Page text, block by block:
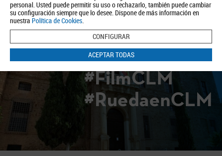
personal. Usted puede permitir su uso o rechazarlo, también puede cambiar
su configuración siempre que lo desee. Dispone de más información en
nuestra Política de Cookies.
CONFIGURAR
ACEPTAR TODAS
BUSCAR
#FilmCLM
#RuedaenCLM